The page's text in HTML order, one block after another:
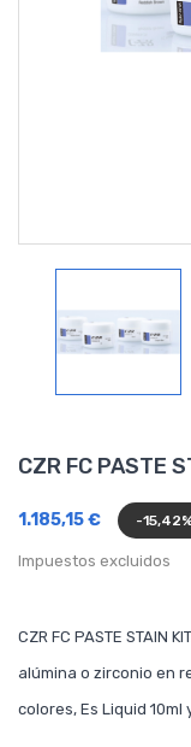
CZR FC PASTE
1.185,15 € -
Impuestos excluidos
CZR FC PASTE STAIN
alúmina o zirconio en
colores, Es Liquid 10ml